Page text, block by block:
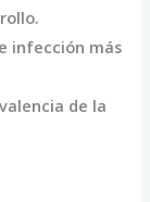
infección más
de la